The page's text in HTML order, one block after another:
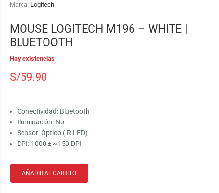
Marca: Logitech
MOUSE LOGITECH M196 – WHITE |
BLUETOOTH
Hay existencias
S/59.90
Conectividad: Bluetooth
Iluminación: No
Sensor: Óptico (IR LED)
DPI: 1000 ± ~150 DPI
AÑADIR AL CARRITO